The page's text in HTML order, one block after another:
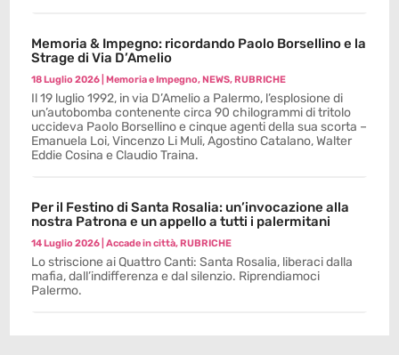
Memoria & Impegno: ricordando Paolo Borsellino e la
Strage di Via D’Amelio
18 Luglio 2026 |Memoria e Impegno,NEWS,RUBRICHE
Il 19 luglio 1992, in via D’Amelio a Palermo, l’esplosione di
un’autobomba contenente circa 90 chilogrammi di tritolo
uccideva Paolo Borsellino e cinque agenti della sua scorta –
Emanuela Loi, Vincenzo Li Muli, Agostino Catalano, Walter
Eddie Cosina e Claudio Traina.
Per il Festino di Santa Rosalia: un’invocazione alla
nostra Patrona e un appello a tutti i palermitani
14 Luglio 2026 |Accade in città,RUBRICHE
Lo striscione ai Quattro Canti: Santa Rosalia, liberaci dalla
mafia, dall’indifferenza e dal silenzio. Riprendiamoci
Palermo.